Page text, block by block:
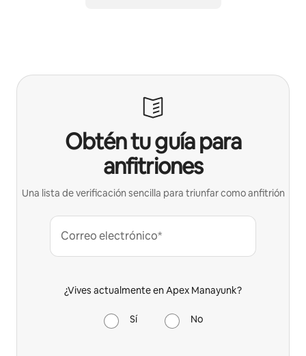
Obtén tu guía para
anfitriones
Una lista de verificación sencilla para triunfar como anfitrión
Correo electrónico*
¿Vives actualmente en Apex Manayunk?
Sí No